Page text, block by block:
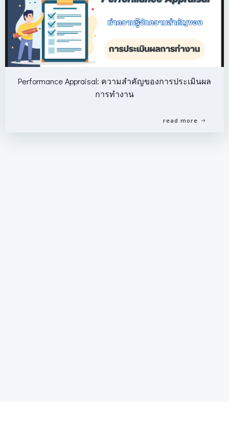
Performance Appraisal: ความสำคัญของการประเมินผล
การทำงาน
read more